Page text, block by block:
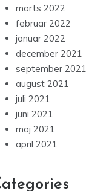
marts 2022
februar 2022
januar 2022
december 2021
september 2021
august 2021
juli 2021
juni 2021
maj 2021
april 2021